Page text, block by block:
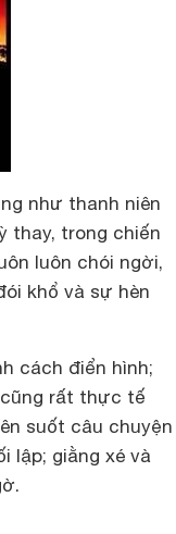
như thanh niên
thay, trong chiến
luôn chói ngời,
khổ và sự hèn
cách điển hình;
rất thực tế
suốt câu chuyện
lập; giằng xé và